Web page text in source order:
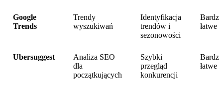
Google
Trends
Trendy
wyszukiwań
Identyfikacja
trendów i
sezonowości
Bardzo
łatwe
Ubersuggest
Analiza SEO
dla
początkujących
Szybki
przegląd
konkurencji
Bardzo
łatwe